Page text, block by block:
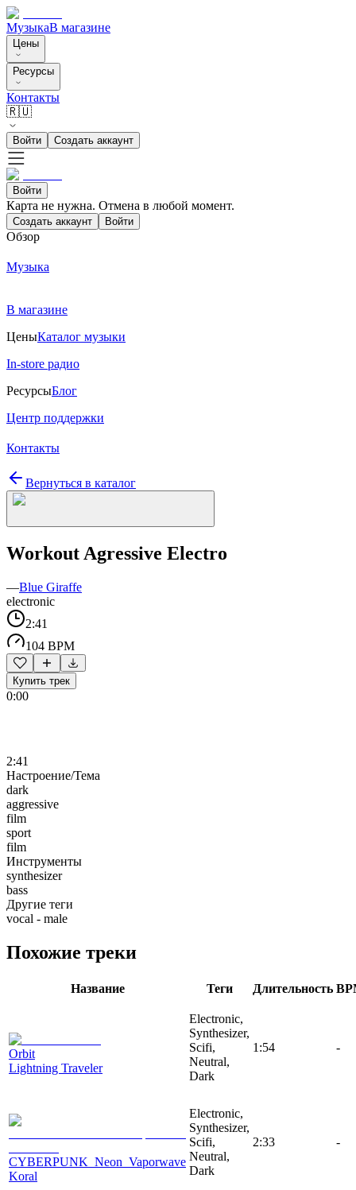
МузыкаВ магазине
Цены
Ресурсы
Контакты
🇷🇺
Войти Создать аккаунт
Войти
Карта не нужна. Отмена в любой момент.
Создать аккаунт Войти
Обзор
Музыка
В магазине
ЦеныКаталог музыки
In-store радио
РесурсыБлог
Центр поддержки
Контакты
Вернуться в каталог
Workout Agressive Electro
—Blue Giraffe
electronic
2:41
104 BPM
Купить трек
0:00
2:41
Настроение/Тема
dark
aggressive
film
sport
film
Инструменты
synthesizer
bass
Другие теги
vocal - male
Похожие треки
Название Теги Длительность
Orbit
Lightning Traveler
Electronic,
Synthesizer,
Scifi,
Neutral,
Dark
1:54 -
CYBERPUNK_Neon_Vaporwave
Koral
Electronic,
Synthesizer,
Scifi,
Neutral,
Dark
2:33 -